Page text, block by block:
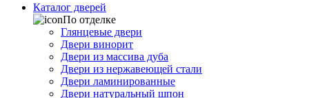
Каталог дверей
По отделке
Глянцевые двери
Двери винорит
Двери из массива дуба
Двери из нержавеющей стали
Двери ламинированные
Двери натуральный шпон